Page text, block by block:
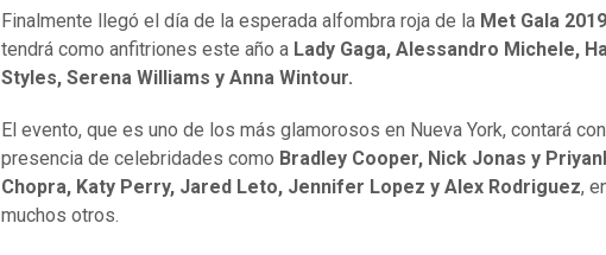
Finalmente llegó el día de la esperada alfombra roja de la Met Gala 2019
tendrá como anfitriones este año a Lady Gaga, Alessandro Michele,
Styles, Serena Williams y Anna Wintour.
El evento, que es uno de los más glamorosos en Nueva York, contará
presencia de celebridades como Bradley Cooper, Nick Jonas y
Chopra, Katy Perry, Jared Leto, Jennifer Lopez y Alex Rodriguez,
muchos otros.